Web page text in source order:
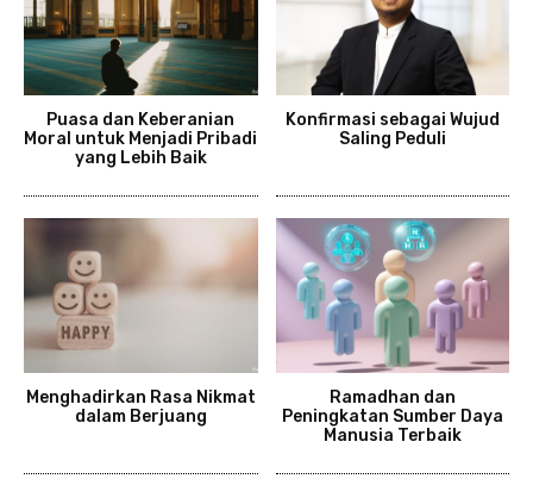
Puasa dan Keberanian
Moral untuk Menjadi Pribadi
yang Lebih Baik
Konfirmasi sebagai Wujud
Saling Peduli
Menghadirkan Rasa Nikmat
dalam Berjuang
Ramadhan dan
Peningkatan Sumber Daya
Manusia Terbaik